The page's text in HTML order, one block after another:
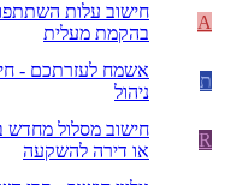
A
חישוב עלות
בהקמת מעלית
ת
אשמח לעזרתכם -
ניהול
R
חישוב מסלול מחדש
או דירה להשקעה